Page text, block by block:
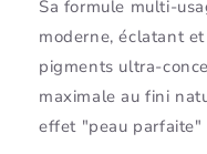
HUDA
BEAUTY
Sa formule multi-
moderne, éclatant
pigments ultra-
maximale au fini
effet "peau